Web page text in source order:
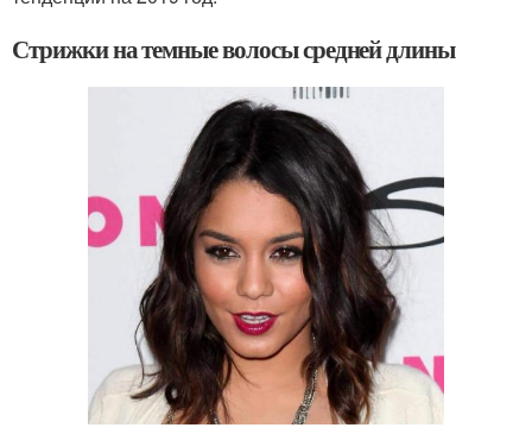
Стрижки на темные волосы средней длины